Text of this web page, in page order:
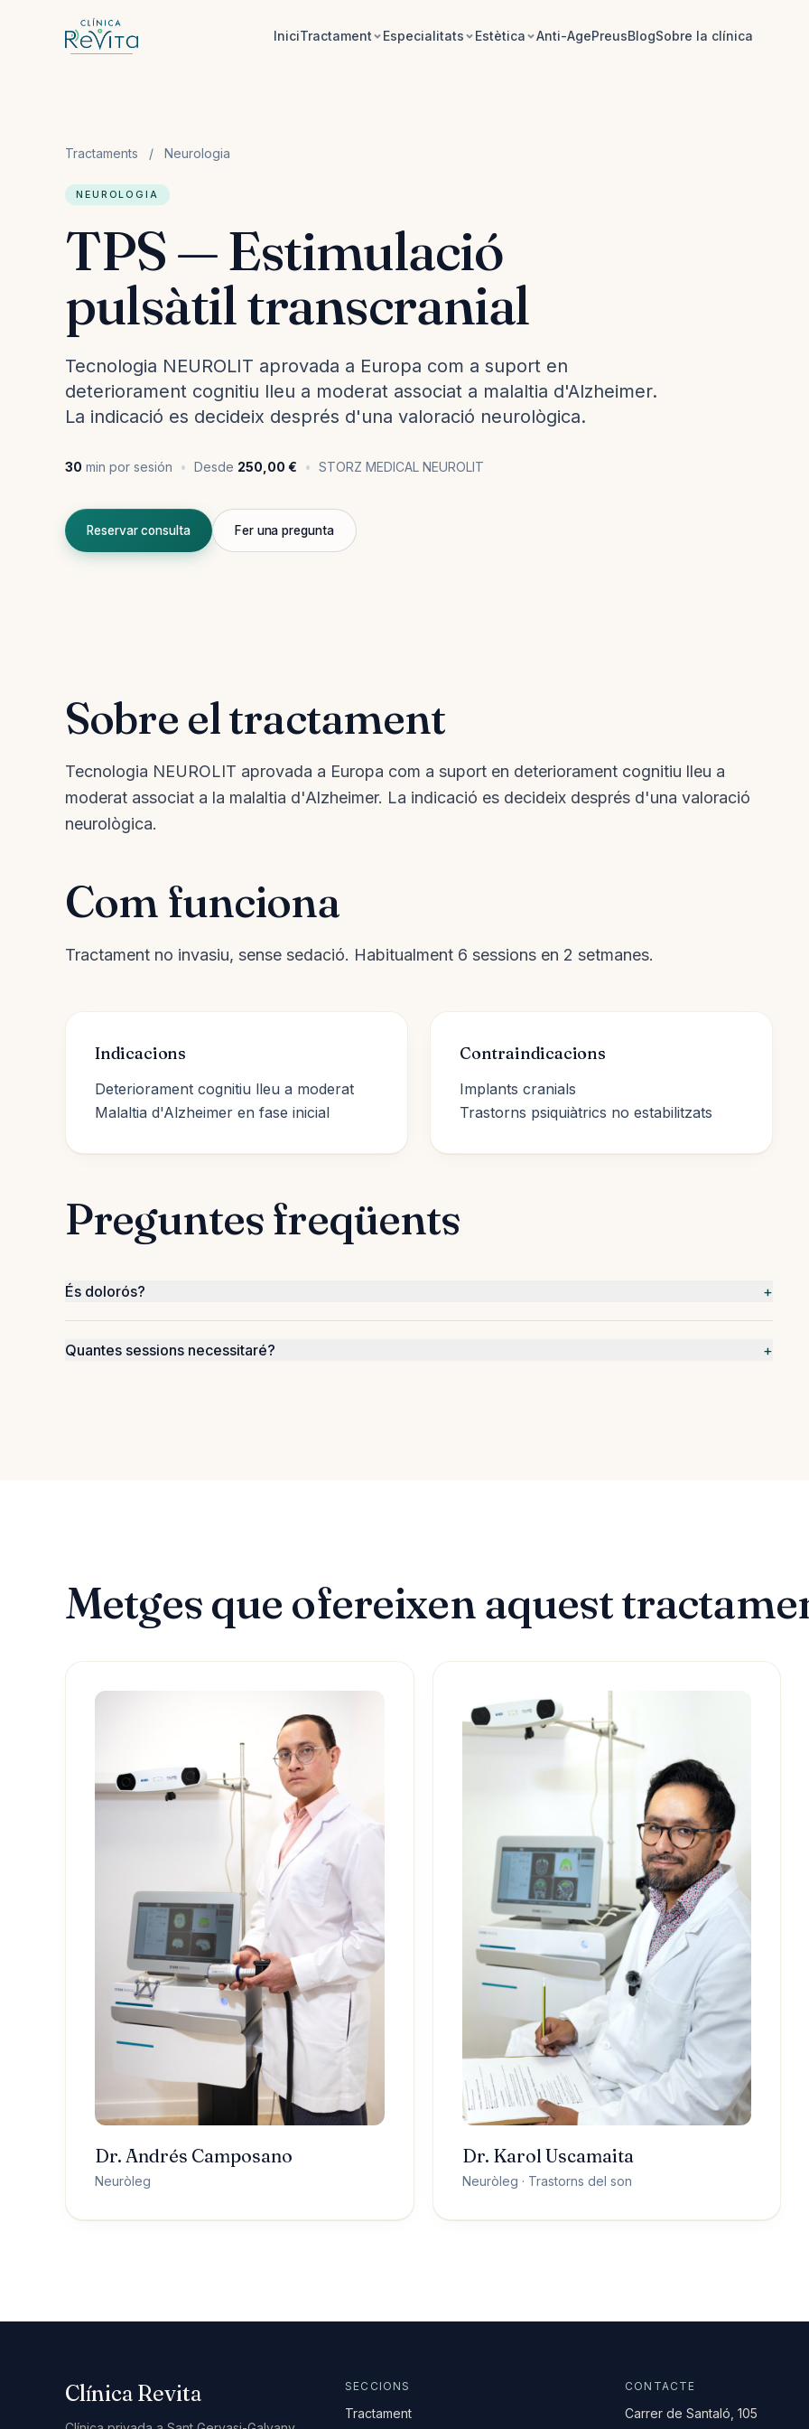
IniciTractament Especialitats Estètica Anti-AgePreusBlogSobre la clínica
Tractaments / Neurologia
NEUROLOGIA
TPS — Estimulació
pulsàtil transcranial
Tecnologia NEUROLIT aprovada a Europa com a suport en
deteriorament cognitiu lleu a moderat associat a malaltia d'Alzheimer.
La indicació es decideix després d'una valoració neurològica.
30 min por sesión Desde 250,00 € STORZ MEDICAL NEUROLIT
Reservar consulta Fer una pregunta
Sobre el tractament
Tecnologia NEUROLIT aprovada a Europa com a suport en deteriorament cognitiu lleu a
moderat associat a la malaltia d'Alzheimer. La indicació es decideix després d'una valoració
neurològica.
Com funciona
Tractament no invasiu, sense sedació. Habitualment 6 sessions en 2 setmanes.
Indicacions
Deteriorament cognitiu lleu a moderat
Malaltia d'Alzheimer en fase inicial
Contraindicacions
Implants cranials
Trastorns psiquiàtrics no estabilitzats
Preguntes freqüents
És dolorós? +
Quantes sessions necessitaré? +
Metges que ofereixen aquest
Dr. Andrés Camposano
Neuròleg
Dr. Karol Uscamaita
Neuròleg · Trastorns del son
Carrer de Santaló, 105
Clínica Revita SECCIONS
Tractament
CONTACTE
Carrer de Santaló, 105